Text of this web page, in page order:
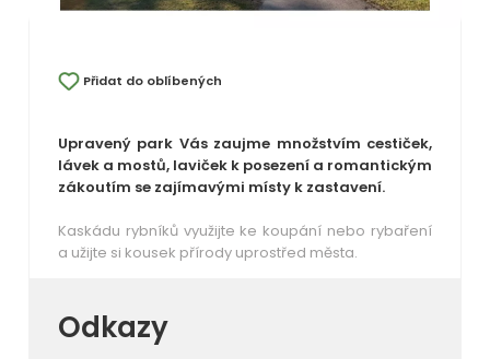
Přidat do oblíbených
Upravený park Vás zaujme množstvím cestiček,
lávek a mostů, laviček k posezení a romantickým
zákoutím se zajímavými místy k zastavení.
Kaskádu rybníků využijte ke koupání nebo rybaření
a užijte si kousek přírody uprostřed města.
Odkazy